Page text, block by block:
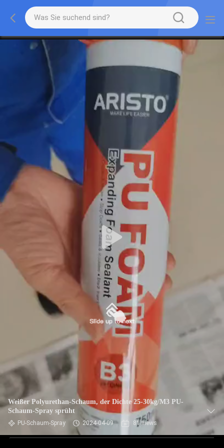
Weißer Polyurethan-Schaum, der Dichte 25-30kg/M3 PU-
Schaum-Spray sprüht
PU-Schaum-Spray 2024-04-09 81 views